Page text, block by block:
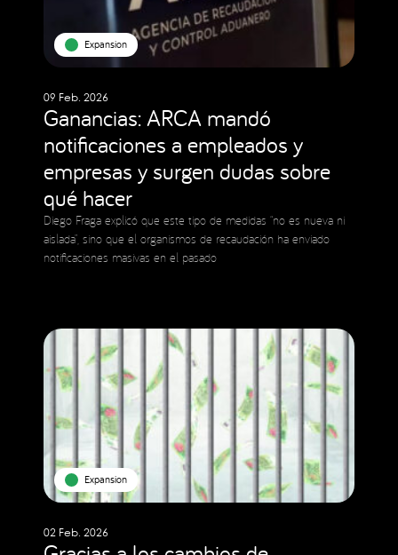
Expansion
09 Feb. 2026
Ganancias: ARCA mandó
notificaciones a empleados y
empresas y surgen dudas sobre
qué hacer
Diego Fraga explicó que este tipo de medidas “no es nueva ni
aislada”, sino que el organismos de recaudación ha enviado
notificaciones masivas en el pasado
Expansion
02 Feb. 2026